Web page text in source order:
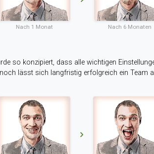
Nach 1 Monat Nach 6 Monaten
so konzipiert, dass alle wichtigen
lässt sich langfristig erfolgreich ein Team